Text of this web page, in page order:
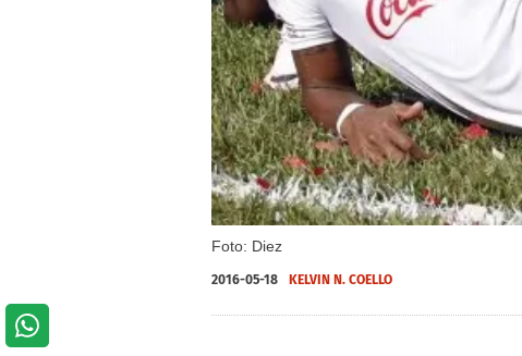
Foto: Diez
2016-05-18 KELVIN N. COELLO